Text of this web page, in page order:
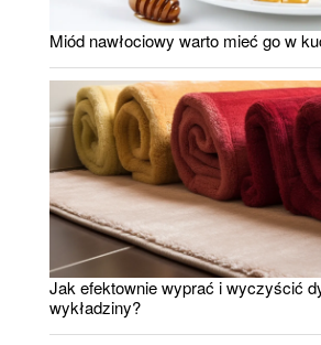
Miód nawłociowy warto mieć go w
Jak efektownie wyprać i wyczyścić
wykładziny?